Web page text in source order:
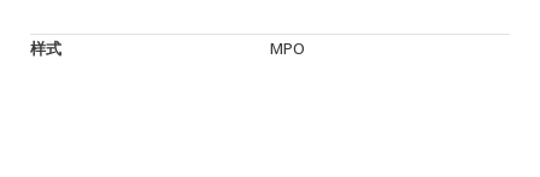
样式 MPO